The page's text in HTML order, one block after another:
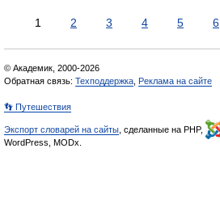
1 2 3 4 5 6
© Академик, 2000-2026
Обратная связь: Техподдержка Реклама на сайте
👣 Путешествия
Экспорт словарей на сайты , сделанные на PHP,
WordPress, MODx.